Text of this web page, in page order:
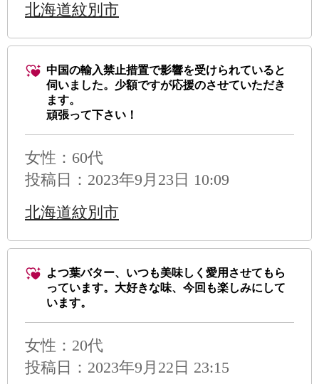
北海道紋別市
中国の輸入禁止措置で影響を受けられていると
伺いました。少額ですが応援のさせていただき
ます。
頑張って下さい！
女性：60代
投稿日：2023年9月23日 10:09
北海道紋別市
よつ葉バター、いつも美味しく愛用させてもら
っています。大好きな味、今回も楽しみにして
います。
女性：20代
投稿日：2023年9月22日 23:15